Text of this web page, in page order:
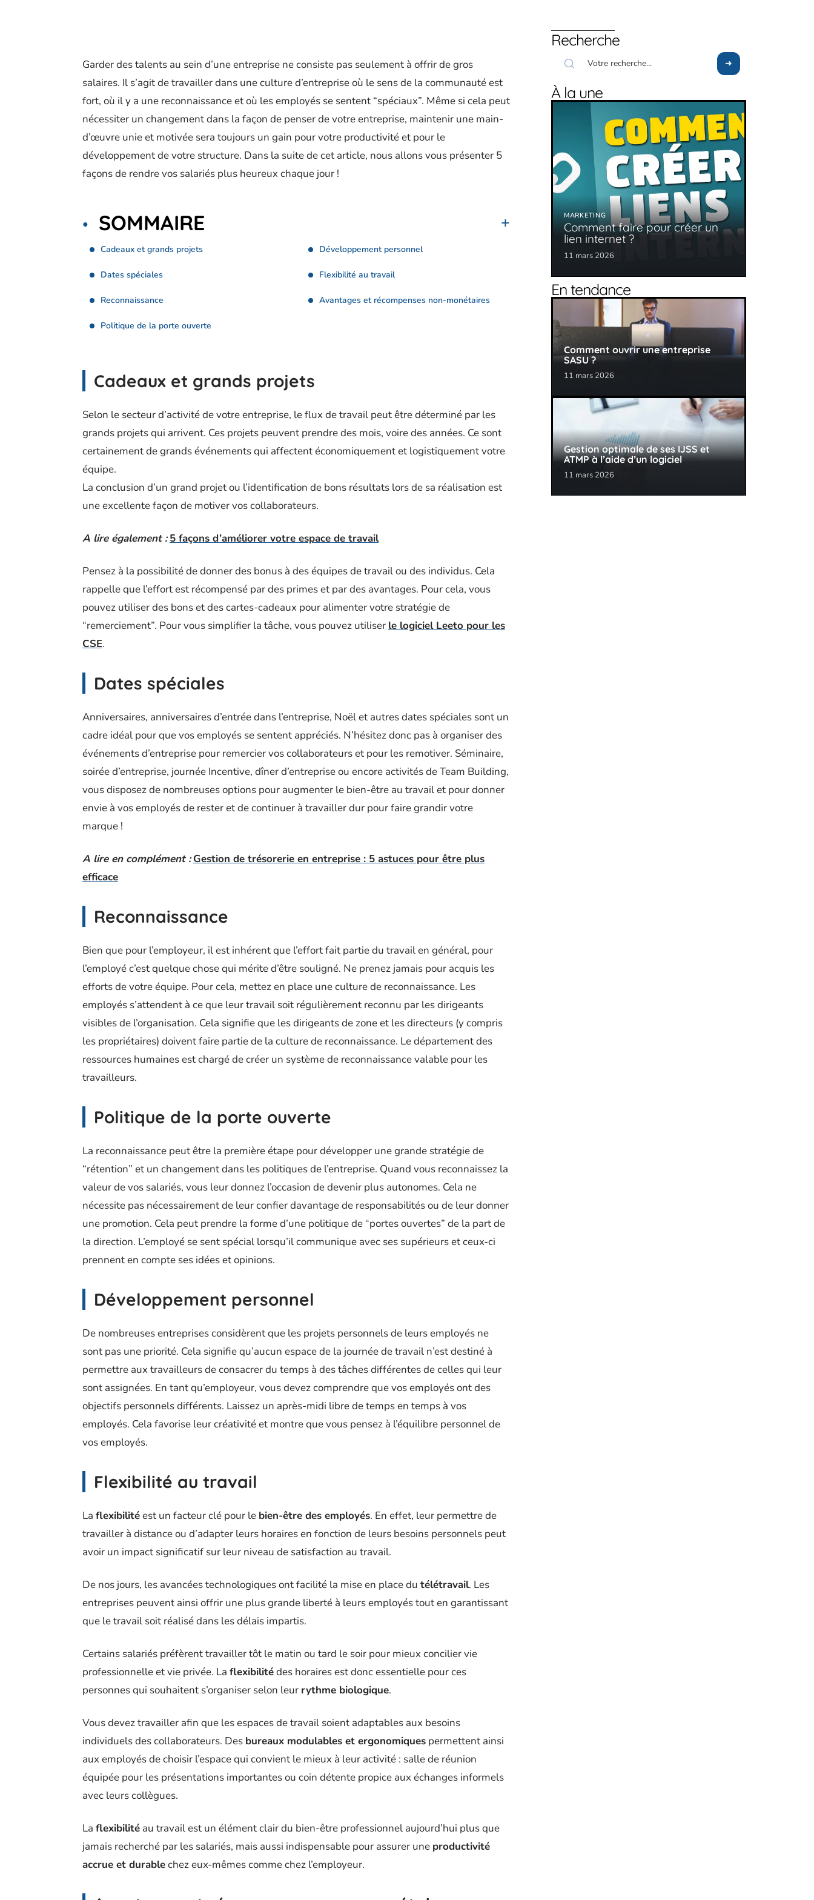
Garder des talents au sein d’une entreprise ne consiste pas seulement à offrir de gros
salaires. Il s’agit de travailler dans une culture d’entreprise où le sens de la communauté est
fort, où il y a une reconnaissance et où les employés se sentent “spéciaux”. Même si cela peut
nécessiter un changement dans la façon de penser de votre entreprise, maintenir une main-
d’œuvre unie et motivée sera toujours un gain pour votre productivité et pour le
développement de votre structure. Dans la suite de cet article, nous allons vous présenter 5
façons de rendre vos salariés plus heureux chaque jour !
SOMMAIRE
Cadeaux et grands projets
Dates spéciales
Reconnaissance
Politique de la porte ouverte
Développement personnel
Flexibilité au travail
Avantages et récompenses non-monétaires
Cadeaux et grands projets
Selon le secteur d’activité de votre entreprise, le flux de travail peut être déterminé par les
grands projets qui arrivent. Ces projets peuvent prendre des mois, voire des années. Ce sont
certainement de grands événements qui affectent économiquement et logistiquement votre
équipe.
La conclusion d’un grand projet ou l’identification de bons résultats lors de sa réalisation est
une excellente façon de motiver vos collaborateurs.
A lire également : 5 façons d’améliorer votre espace de travail
Pensez à la possibilité de donner des bonus à des équipes de travail ou des individus. Cela
rappelle que l’effort est récompensé par des primes et par des avantages. Pour cela, vous
pouvez utiliser des bons et des cartes-cadeaux pour alimenter votre stratégie de
“remerciement”. Pour vous simplifier la tâche, vous pouvez utiliser le logiciel Leeto pour les
CSE.
Dates spéciales
Anniversaires, anniversaires d’entrée dans l’entreprise, Noël et autres dates spéciales sont un
cadre idéal pour que vos employés se sentent appréciés. N’hésitez donc pas à organiser des
événements d’entreprise pour remercier vos collaborateurs et pour les remotiver. Séminaire,
soirée d’entreprise, journée Incentive, dîner d’entreprise ou encore activités de Team Building,
vous disposez de nombreuses options pour augmenter le bien-être au travail et pour donner
envie à vos employés de rester et de continuer à travailler dur pour faire grandir votre
marque !
A lire en complément : Gestion de trésorerie en entreprise : 5 astuces pour être plus
efficace
Reconnaissance
Bien que pour l’employeur, il est inhérent que l’effort fait partie du travail en général, pour
l’employé c’est quelque chose qui mérite d’être souligné. Ne prenez jamais pour acquis les
efforts de votre équipe. Pour cela, mettez en place une culture de reconnaissance. Les
employés s’attendent à ce que leur travail soit régulièrement reconnu par les dirigeants
visibles de l’organisation. Cela signifie que les dirigeants de zone et les directeurs (y compris
les propriétaires) doivent faire partie de la culture de reconnaissance. Le département des
ressources humaines est chargé de créer un système de reconnaissance valable pour les
travailleurs.
Politique de la porte ouverte
La reconnaissance peut être la première étape pour développer une grande stratégie de
“rétention” et un changement dans les politiques de l’entreprise. Quand vous reconnaissez la
valeur de vos salariés, vous leur donnez l’occasion de devenir plus autonomes. Cela ne
nécessite pas nécessairement de leur confier davantage de responsabilités ou de leur donner
une promotion. Cela peut prendre la forme d’une politique de “portes ouvertes” de la part de
la direction. L’employé se sent spécial lorsqu’il communique avec ses supérieurs et ceux-ci
prennent en compte ses idées et opinions.
Développement personnel
De nombreuses entreprises considèrent que les projets personnels de leurs employés ne
sont pas une priorité. Cela signifie qu’aucun espace de la journée de travail n’est destiné à
permettre aux travailleurs de consacrer du temps à des tâches différentes de celles qui leur
sont assignées. En tant qu’employeur, vous devez comprendre que vos employés ont des
objectifs personnels différents. Laissez un après-midi libre de temps en temps à vos
employés. Cela favorise leur créativité et montre que vous pensez à l’équilibre personnel de
vos employés.
Flexibilité au travail
La flexibilitéest un facteur clé pour le bien-être des employés. En effet, leur permettre de
travailler à distance ou d’adapter leurs horaires en fonction de leurs besoins personnels peut
avoir un impact significatif sur leur niveau de satisfaction au travail.
De nos jours, les avancées technologiques ont facilité la mise en place du télétravail. Les
entreprises peuvent ainsi offrir une plus grande liberté à leurs employés tout en garantissant
que le travail soit réalisé dans les délais impartis.
Certains salariés préfèrent travailler tôt le matin ou tard le soir pour mieux concilier vie
professionnelle et vie privée. La flexibilitédes horaires est donc essentielle pour ces
personnes qui souhaitent s’organiser selon leur rythme biologique.
Vous devez travailler afin que les espaces de travail soient adaptables aux besoins
individuels des collaborateurs. Des bureaux modulables et ergonomiques permettent ainsi
aux employés de choisir l’espace qui convient le mieux à leur activité : salle de réunion
équipée pour les présentations importantes ou coin détente propice aux échanges informels
avec leurs collègues.
La flexibilité au travail est un élément clair du bien-être professionnel aujourd’hui plus que
jamais recherché par les salariés, mais aussi indispensable pour assurer une productivité
accrue et durablechez eux-mêmes comme chez l’employeur.
Recherche
À la une
MARKETING
Comment faire pour créer un
lien internet ?
11 mars 2026
En tendance
Comment ouvrir une entreprise
SASU ?
11 mars 2026
Gestion optimale de ses IJSS et
ATMP à l’aide d’un logiciel
11 mars 2026